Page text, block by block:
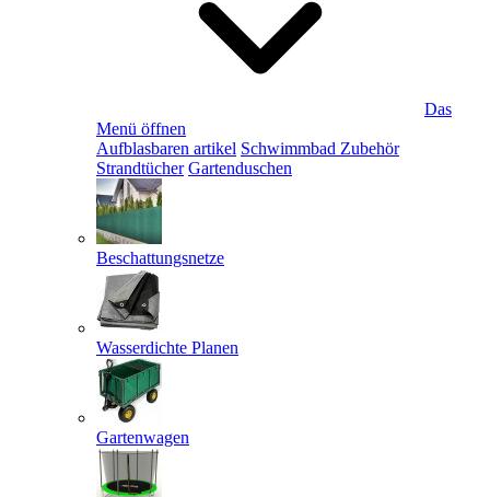
Das
Menü öffnen
Aufblasbaren artikel Schwimmbad Zubehör
Strandtücher Gartenduschen
Beschattungsnetze
Wasserdichte Planen
Gartenwagen